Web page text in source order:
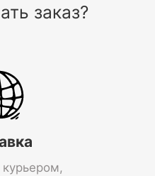
заказ?